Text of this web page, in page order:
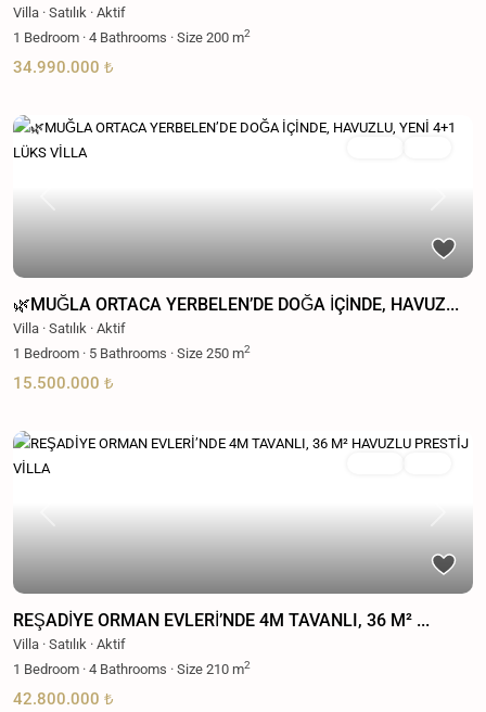
Villa · Satılık · Aktif
1 Bedroom · 4 Bathrooms · Size 200 m2
34.990.000 ₺
Previous Next
🌿MUĞLA ORTACA YERBELEN’DE DOĞA İÇİNDE, HAVUZ...
Villa · Satılık · Aktif
1 Bedroom · 5 Bathrooms · Size 250 m2
15.500.000 ₺
Previous Next
REŞADİYE ORMAN EVLERİ’NDE 4M TAVANLI, 36 M² ...
Villa · Satılık · Aktif
1 Bedroom · 4 Bathrooms · Size 210 m2
42.800.000 ₺